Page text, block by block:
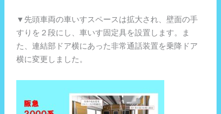
▼先頭車両の車いすスペースは拡大され、壁面の手
すりを２段にし、車いす固定具を設置します。ま
た、連結部ドア横にあった非常通話装置を乗降ドア
横に変更しました。